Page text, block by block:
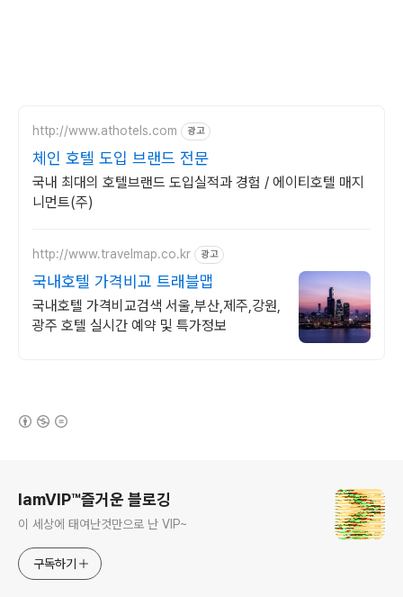
http://www.athotels.com 광고
체인 호텔 도입 브랜드 전문
국내 최대의 호텔브랜드 도입실적과 경험 / 에이티호텔 매지
니먼트(주)
http://www.travelmap.co.kr 광고
국내호텔 가격비교 트래블맵
국내호텔 가격비교검색 서울,부산,제주,강원,
광주 호텔 실시간 예약 및 특가정보
IamVIP™즐거운 블로깅
이 세상에 태여난것만으로 난 VIP~
구독하기